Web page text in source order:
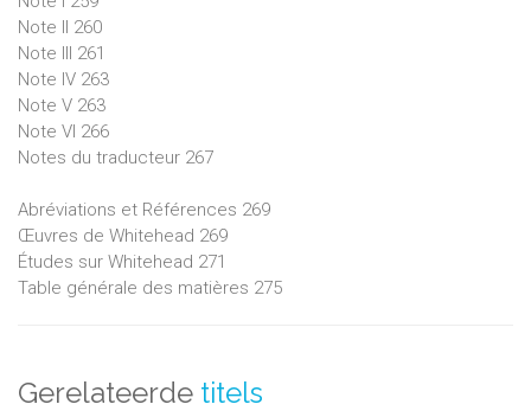
Note II 260
Note III 261
Note IV 263
Note V 263
Note VI 266
Notes du traducteur 267
Abréviations et Références 269
Œuvres de Whitehead 269
Études sur Whitehead 271
Table générale des matières 275
Gerelateerde titels